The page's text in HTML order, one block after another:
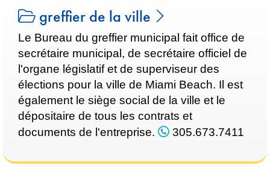
greffier de la ville
Le Bureau du greffier municipal fait office de
secrétaire municipal, de secrétaire officiel de
l'organe législatif et de superviseur des
élections pour la ville de Miami Beach. Il est
également le siège social de la ville et le
dépositaire de tous les contrats et
documents de l'entreprise.
305.673.7411